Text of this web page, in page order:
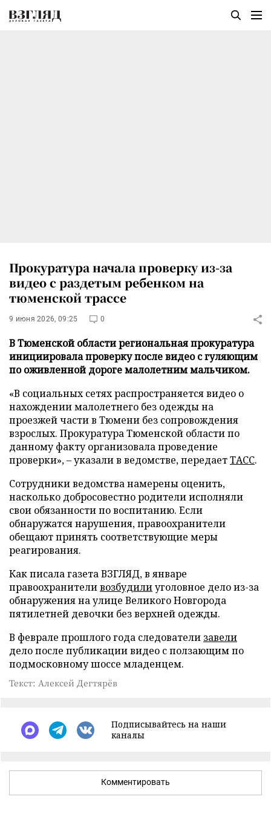
Прокуратура начала проверку из-за
видео с раздетым ребенком на
тюменской трассе
9 июня 2026, 09:25 0
В Тюменской области региональная прокуратура
инициировала проверку после видео с гуляющим
по оживленной дороге малолетним мальчиком.
«В социальных сетях распространяется видео о
нахождении малолетнего без одежды на
проезжей части в Тюмени без сопровождения
взрослых. Прокуратура Тюменской области по
данному факту организовала проведение
проверки», – указали в ведомстве, передаетТАСС.
Сотрудники ведомства намерены оценить,
насколько добросовестно родители исполняли
свои обязанности по воспитанию. Если
обнаружатся нарушения, правоохранители
обещают принять соответствующие меры
реагирования.
Как писала газета ВЗГЛЯД, в январе
правоохранителивозбудилиуголовное дело из-за
обнаружения на улице Великого Новгорода
пятилетней девочки без верхней одежды.
В феврале прошлого года следователи завели
дело после публикации видео с ползающим по
подмосковному шоссе младенцем.
Текст: Алексей Дегтярёв
Подписывайтесь на наши
каналы
Комментировать